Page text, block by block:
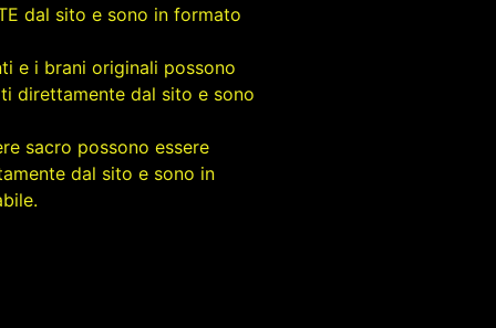
dal sito e sono in formato
e i brani originali possono
direttamente dal sito e sono
sacro possono essere
dal sito e sono in